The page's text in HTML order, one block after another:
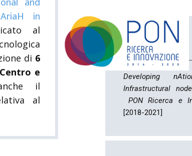
DARIAH.it
Developing
Infrastructural
PON Ricerca e
[2018-2021]
in
al
di 6
e
il
al